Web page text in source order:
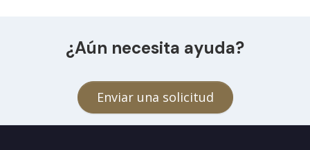
¿Aún necesita ayuda?
Enviar una solicitud